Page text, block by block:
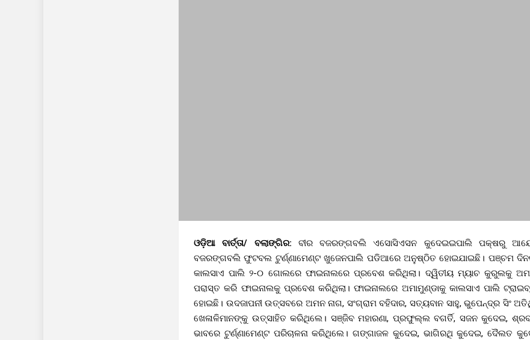
ଓଡ଼ିଆ ବାର୍ତ୍ତା/ ବଲାଙ୍ଗିର: ବୀର ବଜରଙ୍ଗବଲି ଏସୋସିଏସନ କୁଦେଇଇପାଲି ପକ୍ଷରୁ
ବଜରଙ୍ଗବଲି ଫୁଟବଲ ଟୁର୍ଣ୍ଣାମେଣ୍ଟ ଖୁଜେନପାଲି ପଡିଆରେ ଅନୁଷ୍ଠିତ ହୋଇଯାଇଛି। ପଞ୍ଚମ ଦିନର
କାଲସାଏ ପାଲି ୨-୦ ଗୋଲରେ ଫାଇନାଲରେ ପ୍ରବେଶ କରିଥିଲା। ଦ୍ୱିତୀୟ ମ୍ୟାଚ କୁରୁଲକୁ
ପରାସ୍ତ କରି ଫାଇନାଲକୁ ପ୍ରବେଶ କରିଥିଲା। ଫାଇନାଲରେ ଅମାମୁଣ୍ଡାକୁ କାଲସାଏ ପାଲି
ହୋଇଛି। ଉଦଜାପନୀ ଉତ୍ସବରେ ଅମନ ନାଗ, ସଂଗ୍ରାମ ବହିଦାର, ସତ୍ୟବାନ ସାହୁ, ଭୁପେନ୍ଦ୍ର ସିଂ
ଖେଳାଳିମାନଙ୍କୁ ଉତ୍ସାହିତ କରିଥିଲେ। ସଞ୍ଜିବ ମହାରଣା, ପ୍ରଫୁଲ୍ଲ ବଗର୍ତି, ସଜନ କୁଦେଇ,
ଭାବରେ ଟୁର୍ଣ୍ଣାମେଣ୍ଟ ପରିଚାଳନା କରିଥିଲେ। ଗଙ୍ଗାଜଳ କୁଦେଇ, ଭାଗିରଥି କୁଦେଇ, ଦୈଲତ